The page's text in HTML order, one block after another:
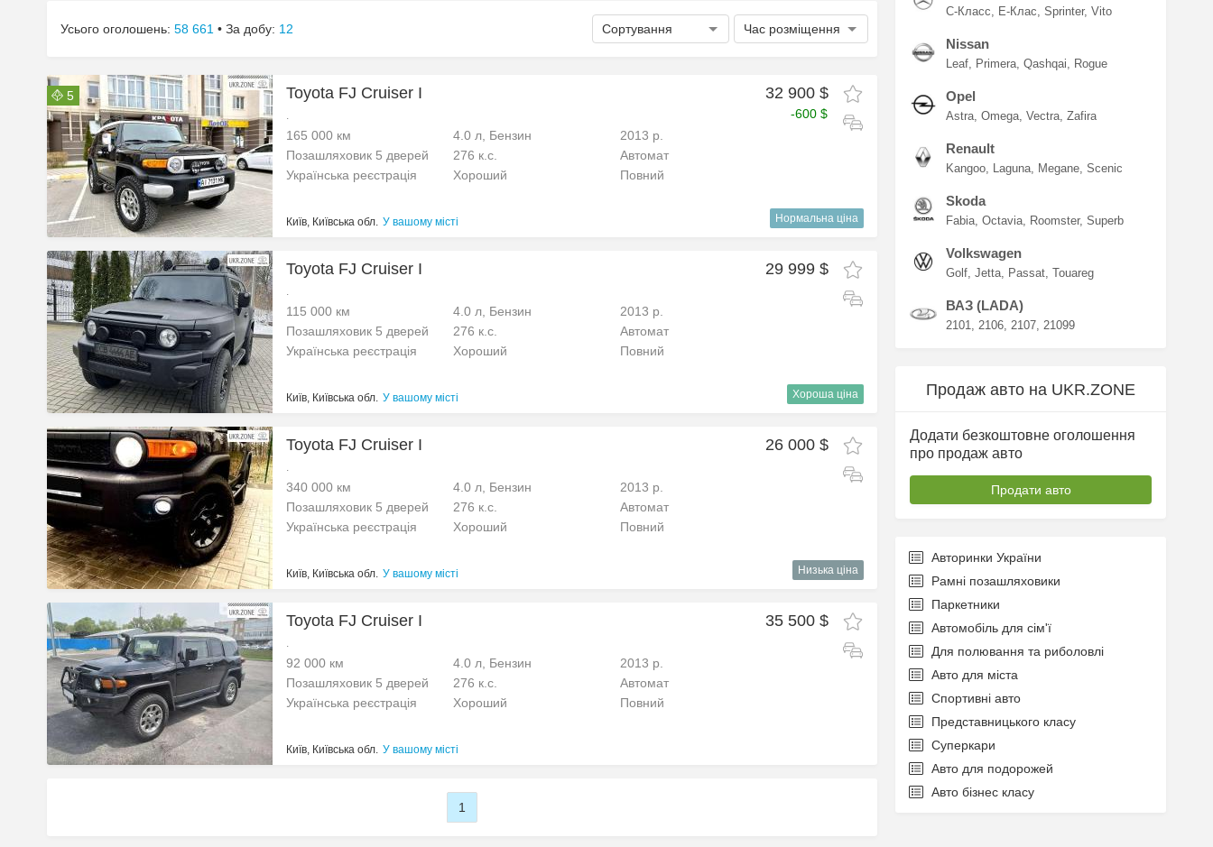
Усього оголошень: 58 661 • За добу: 12 Сортування Час розміщення
5 Toyota FJ Cruiser I 32 900 $
-600 $
.
165 000 км 4.0 л, Бензин
2013 р.
Позашляховик 5 дверей
276 к.с.
Автомат
Українська реєстрація
Хороший Повний
Київ, Київська обл. У вашому місті Нормальна ціна
Toyota FJ Cruiser I 29 999 $
.
115 000 км 4.0 л, Бензин
2013 р.
Позашляховик 5 дверей
276 к.с.
Автомат
Українська реєстрація
Хороший Повний
Київ, Київська обл. У вашому місті Хороша ціна
Toyota FJ Cruiser I 26 000 $
.
340 000 км 4.0 л, Бензин
2013 р.
Позашляховик 5 дверей
276 к.с.
Автомат
Українська реєстрація
Хороший Повний
Київ, Київська обл. У вашому місті Низька ціна
Toyota FJ Cruiser I 35 500 $
.
92 000 км 4.0 л, Бензин
2013 р.
Позашляховик 5 дверей
276 к.с.
Автомат
Українська реєстрація
Хороший Повний
Київ, Київська обл. У вашому місті
1
C-Класс E-Клас Sprinter Vito
Nissan
Leaf Primera Qashqai Rogue
Opel
Astra Omega Vectra Zafira
Renault
Kangoo Laguna Megane Scenic
Skoda
Fabia Octavia Roomster Superb
Volkswagen
Golf Jetta Passat Touareg
ВАЗ (LADA)
2101 2106 2107 21099
Продаж авто на UKR.ZONE
Додати безкоштовне оголошення
про продаж авто
Продати авто
Авторинки України
Рамні позашляховики
Паркетники
Автомобіль для сім'ї
Для полювання та риболовлі
Авто для міста
Спортивні авто
Представницького класу
Суперкари
Авто для подорожей
Авто бізнес класу